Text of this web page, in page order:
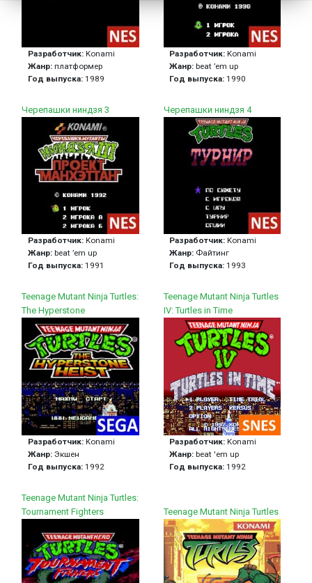
Разработчик: Konami
Жанр: платформер
Год выпуска: 1989
Разработчик:Konami
Жанр:beat ’em up
Год выпуска:1990
Черепашки ниндзя 3
Разработчик: Konami
Жанр: beat ’em up
Год выпуска: 1991
Черепашки ниндзя 4
Разработчик:Konami
Жанр: Файтинг
Год выпуска:1993
Teenage Mutant Ninja Turtles:
The Hyperstone
Разработчик: Konami
Жанр: Экшен
Год выпуска: 1992
Teenage Mutant Ninja Turtles
IV: Turtles in Time
Разработчик:Konami
Жанр:beat 'em up
Год выпуска:1992
Teenage Mutant Ninja Turtles:
Tournament Fighters
Teenage Mutant Ninja Turtles